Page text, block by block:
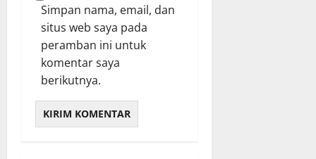
Simpan nama, email, dan
situs web saya pada
peramban ini untuk
komentar saya
berikutnya.